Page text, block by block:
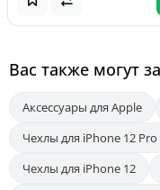
Вас также могут
Аксессуары для Apple
Чехлы для iPhone 12 Pro
Чехлы для iPhone 12